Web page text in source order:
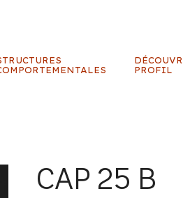
PROFIL
CAP 25 B